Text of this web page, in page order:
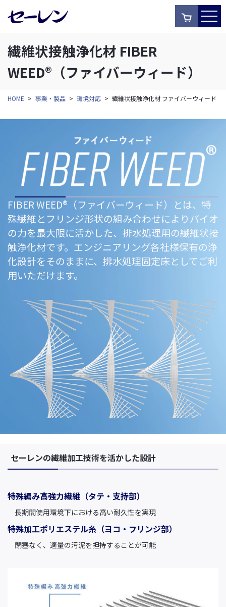
繊維状接触浄化材 FIBER
WEED®（ファイバーウィード）
HOME > 事業・製品 > 環境対応 > 繊維状接触浄化材 ファイバーウィード
FIBER WEED®（ファイバーウィード）とは、特
殊繊維とフリンジ形状の組み合わせによりバイオ
の力を最大限に活かした、排水処理用の繊維状接
触浄化材です。エンジニアリング各社様保有の浄
化設計をそのままに、排水処理固定床としてご利
用いただけます。
セーレンの繊維加工技術を活かした設計
特殊編み高強力繊維（タテ・支持部）
長期間使用環境下における高い耐久性を実現
特殊加工ポリエステル糸（ヨコ・フリンジ部）
閉塞なく、適量の汚泥を担持することが可能